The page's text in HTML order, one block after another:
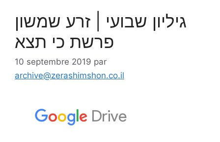
גיליון שבועי | זרע שמשון
פרשת כי תצא
10 septembre 2019 par
archive@zerashimshon.co.il